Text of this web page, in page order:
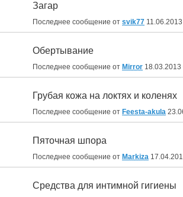
Загар
Последнее сообщение от svik77 11.06.2013
Обертывание
Последнее сообщение от Mirror 18.03.2013
Грубая кожа на локтях и коленях
Последнее сообщение от Feesta-akula
Пяточная шпора
Последнее сообщение от Markiza
Средства для интимной гигиены